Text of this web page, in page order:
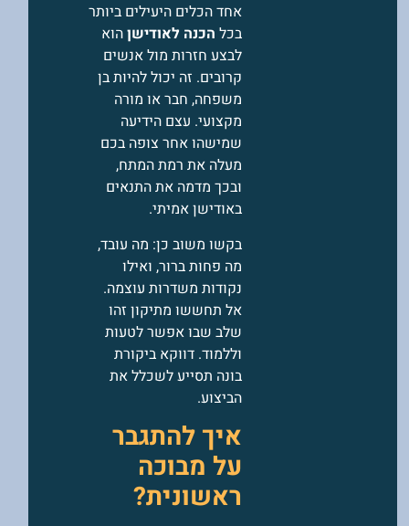
אחד הכלים היעילים ביותר
בכל הכנה לאודישןהוא
לבצע חזרות מול אנשים
קרובים. זה יכול להיות בן
משפחה, חבר או מורה
מקצועי. עצם הידיעה
שמישהו אחר צופה בכם
מעלה את רמת המתח,
ובכך מדמה את התנאים
באודישן אמיתי.
בקשו משוב כן: מה עובד,
מה פחות ברור, ואילו
נקודות משדרות עוצמה.
אל תחששו מתיקון זהו
שלב שבו אפשר לטעות
וללמוד. דווקא ביקורת
בונה תסייע לשכלל את
הביצוע.
איך להתגבר
על מבוכה
ראשונית?